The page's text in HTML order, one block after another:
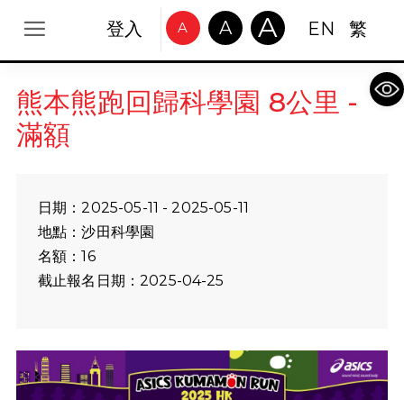
登入 A A A EN 繁
熊本熊跑回歸科學園 8公里 -
滿額
日期：2025-05-11 - 2025-05-11
地點：沙田科學園
名額：16
截止報名日期：2025-04-25